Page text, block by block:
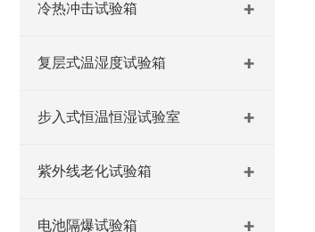
冷热冲击试验箱
复层式温湿度试验箱
步入式恒温恒湿试验室
紫外线老化试验箱
电池隔爆试验箱